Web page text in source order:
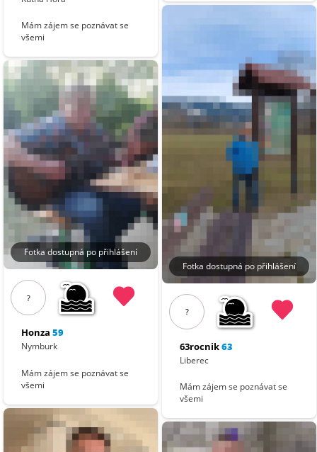
Mám zájem se poznávat se
všemi
Fotka dostupná po přihlášení
?
Honza 59
Nymburk
Mám zájem se poznávat se
všemi
Fotka dostupná po přihlášení
?
63rocnik63
Liberec
Mám zájem se poznávat se
všemi